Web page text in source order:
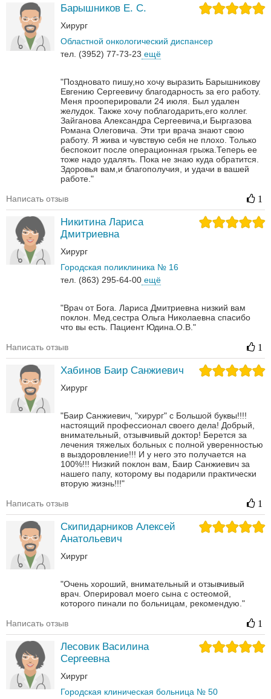
Барышников Е. С.
Хирург
Областной онкологический диспансер
тел. (3952) 77-73-23 ещё
"Поздновато пишу,но хочу выразить Барышникову
Евгению Сергеевичу благодарность за его работу.
Меня прооперировали 24 июля. Был удален
желудок. Также хочу поблагодарить,его коллег.
Зайганова Александра Сергеевича,и Быргазова
Романа Олеговича. Эти три врача знают свою
работу. Я жива и чувствую себя не плохо. Только
беспокоит после операционная грыжа.Теперь ее
тоже надо удалять. Пока не знаю куда обратится.
Здоровья вам,и благополучия, и удачи в вашей
работе."
Написать отзыв 1
Никитина Лариса
Дмитриевна
Хирург
Городская поликлиника № 16
тел. (863) 295-64-00 ещё
"Врач от Бога. Лариса Дмитриевна низкий вам
поклон. Мед.сестра Ольга Николаевна спасибо
что вы есть. Пациент Юдина.О.В."
Написать отзыв 1
Хабинов Баир Санжиевич
Хирург
"Баир Санжиевич, "хирург" с Большой буквы!!!!
настоящий профессионал своего дела! Добрый,
внимательный, отзывчивый доктор! Берется за
лечения тяжелых больных с полной уверенностью
в выздоровление!!! И у него это получается на
100%!!! Низкий поклон вам, Баир Санжиевич за
нашего папу, которому вы подарили практически
вторую жизнь!!!"
Написать отзыв 1
Скипидарников Алексей
Анатольевич
Хирург
"Очень хороший, внимательный и отзывчивый
врач. Оперировал моего сына с остеомой,
которого пинали по больницам, рекомендую."
Написать отзыв 1
Лесовик Василина
Сергеевна
Хирург
Городская клиническая больница № 50